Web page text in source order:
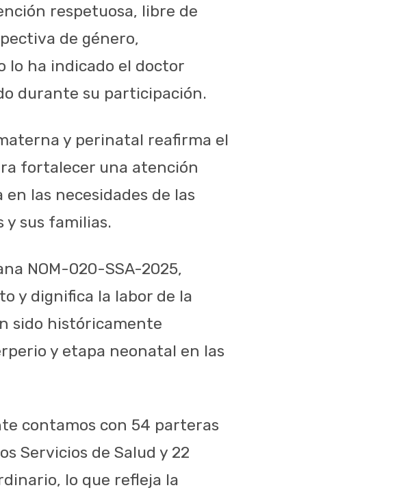
respetuosa, libre de
de género,
lo ha indicado el doctor
durante su participación.
y perinatal reafirma el
fortalecer una atención
las necesidades de las
y sus familias.
NOM-020-SSA-2025,
y dignifica la labor de la
sido históricamente
y etapa neonatal en las
contamos con 54 parteras
Servicios de Salud y 22
lo que refleja la